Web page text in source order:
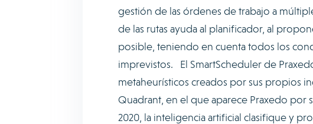
gestión de las órdenes de trabajo a
de las rutas ayuda al planificador, al
posible, teniendo en cuenta todos los
imprevistos. El SmartScheduler de
metaheurísticos creados por sus propios
Quadrant, en el que aparece Praxedo
2020, la inteligencia artificial clasifique y